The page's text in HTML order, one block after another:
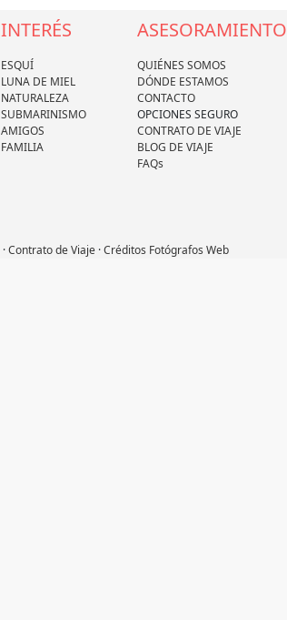
INTERÉS
ESQUÍ
LUNA DE MIEL
NATURALEZA
SUBMARINISMO
AMIGOS
FAMILIA
ASESORAMIENTO
QUIÉNES SOMOS
DÓNDE ESTAMOS
CONTACTO
OPCIONES SEGURO
CONTRATO DE VIAJE
BLOG DE VIAJE
FAQs
·Contrato de Viaje ·Créditos Fotógrafos Web